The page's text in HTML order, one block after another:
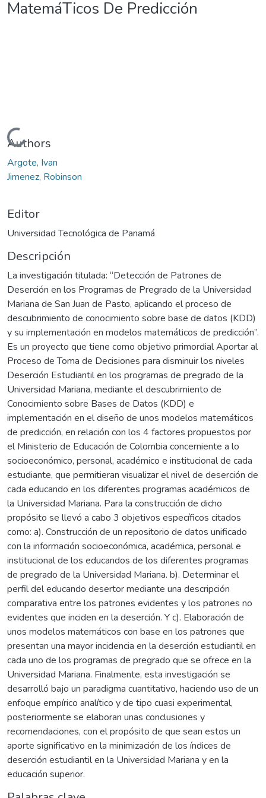
MatemáTicos De Predicción
Cargando...
Authors
Argote, Ivan
Jimenez, Robinson
Editor
Universidad Tecnológica de Panamá
Descripción
La investigación titulada: “Detección de Patrones de
Deserción en los Programas de Pregrado de la Universidad
Mariana de San Juan de Pasto, aplicando el proceso de
descubrimiento de conocimiento sobre base de datos (KDD)
y su implementación en modelos matemáticos de predicción”.
Es un proyecto que tiene como objetivo primordial Aportar al
Proceso de Toma de Decisiones para disminuir los niveles
Deserción Estudiantil en los programas de pregrado de la
Universidad Mariana, mediante el descubrimiento de
Conocimiento sobre Bases de Datos (KDD) e
implementación en el diseño de unos modelos matemáticos
de predicción, en relación con los 4 factores propuestos por
el Ministerio de Educación de Colombia concerniente a lo
socioeconómico, personal, académico e institucional de cada
estudiante, que permitieran visualizar el nivel de deserción de
cada educando en los diferentes programas académicos de
la Universidad Mariana. Para la construcción de dicho
propósito se llevó a cabo 3 objetivos específicos citados
como: a). Construcción de un repositorio de datos unificado
con la información socioeconómica, académica, personal e
institucional de los educandos de los diferentes programas
de pregrado de la Universidad Mariana. b). Determinar el
perfil del educando desertor mediante una descripción
comparativa entre los patrones evidentes y los patrones no
evidentes que inciden en la deserción. Y c). Elaboración de
unos modelos matemáticos con base en los patrones que
presentan una mayor incidencia en la deserción estudiantil en
cada uno de los programas de pregrado que se ofrece en la
Universidad Mariana. Finalmente, esta investigación se
desarrolló bajo un paradigma cuantitativo, haciendo uso de un
enfoque empírico analítico y de tipo cuasi experimental,
posteriormente se elaboran unas conclusiones y
recomendaciones, con el propósito de que sean estos un
aporte significativo en la minimización de los índices de
deserción estudiantil en la Universidad Mariana y en la
educación superior.